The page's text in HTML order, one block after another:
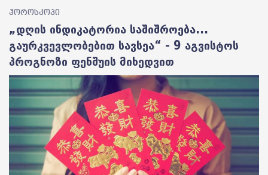
ჰოროსკოპი
„დღის ინდიკატორია საშიშროება...
გაურკვევლობებით სავსეა“ - 9 აგვისტოს
პროგნოზი ფენშუის მიხედვით